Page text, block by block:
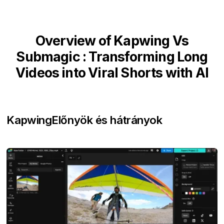
Overview of Kapwing Vs
Submagic : Transforming Long
Videos into Viral Shorts with AI
KapwingElőnyök és hátrányok